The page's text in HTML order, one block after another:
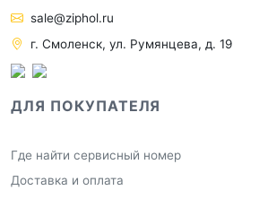
sale@ziphol.ru
г. Смоленск, ул. Румянцева, д. 19
ДЛЯ ПОКУПАТЕЛЯ
Где найти сервисный номер
Доставка и оплата